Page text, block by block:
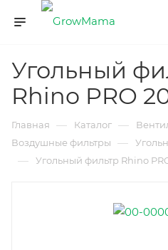
Угольный
Rhino PRO
Главная — Каталог —
Воздушные фильтры —
— Угольный фильтр Rhino